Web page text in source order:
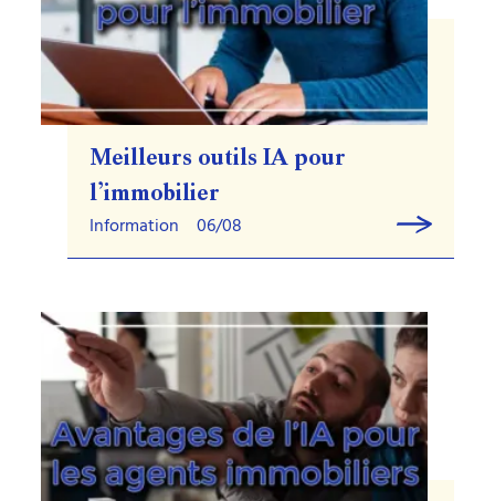
Meilleurs outils IA pour
l’immobilier
Information 06/08